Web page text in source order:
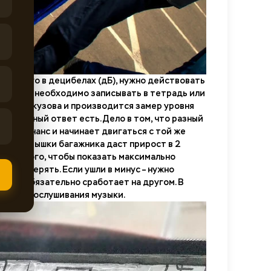
в децибелах (дБ), нужно действовать
необходимо записывать в тетрадь или
кузова и производится замер уровня
логичный ответ есть. Дело в том, что разный
резонанс и начинает двигаться с той же
крышки багажника даст прирост в 2
того, чтобы показать максимально
замерять. Если ушли в минус – нужно
не обязательно сработает на другом. В
прослушивания музыки.